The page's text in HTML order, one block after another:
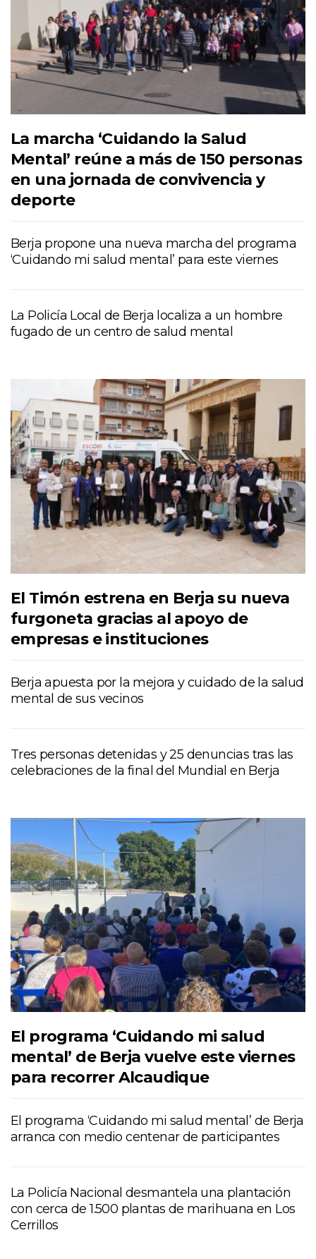
La marcha ‘Cuidando la Salud
Mental’ reúne a más de 150 personas
en una jornada de convivencia y
deporte
Berja propone una nueva marcha del programa
‘Cuidando mi salud mental’ para este viernes
La Policía Local de Berja localiza a un hombre
fugado de un centro de salud mental
El Timón estrena en Berja su nueva
furgoneta gracias al apoyo de
empresas e instituciones
Berja apuesta por la mejora y cuidado de la salud
mental de sus vecinos
Tres personas detenidas y 25 denuncias tras las
celebraciones de la final del Mundial en Berja
El programa ‘Cuidando mi salud
mental’ de Berja vuelve este viernes
para recorrer Alcaudique
El programa ‘Cuidando mi salud mental’ de Berja
arranca con medio centenar de participantes
La Policía Nacional desmantela una plantación
con cerca de 1.500 plantas de marihuana en Los
Cerrillos